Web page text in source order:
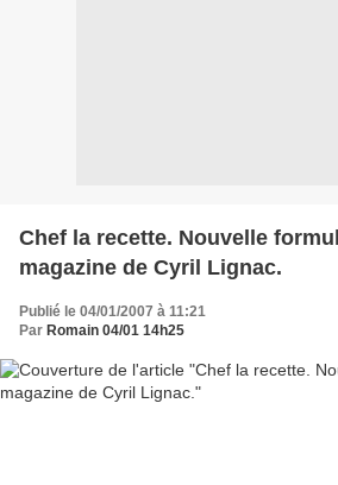
Chef la recette. Nouvelle
magazine de Cyril Lignac.
Publié le 04/01/2007 à 11:21
Par Romain 04/01 14h25